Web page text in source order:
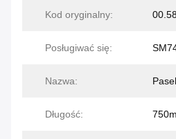
Kod oryginalny:
Posługiwać się:
Nazwa:
Długość: